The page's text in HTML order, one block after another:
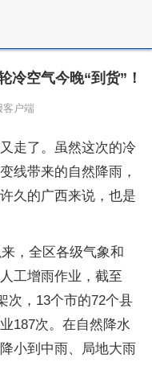
冷空气今晚“到货”！
客户端
走了。虽然这次的冷
线带来的自然降雨，
久的广西来说，也是
，全区各级气象和
工增雨作业，截至
次，13个市的72个县
187次。在自然降水
小到中雨、局地大雨